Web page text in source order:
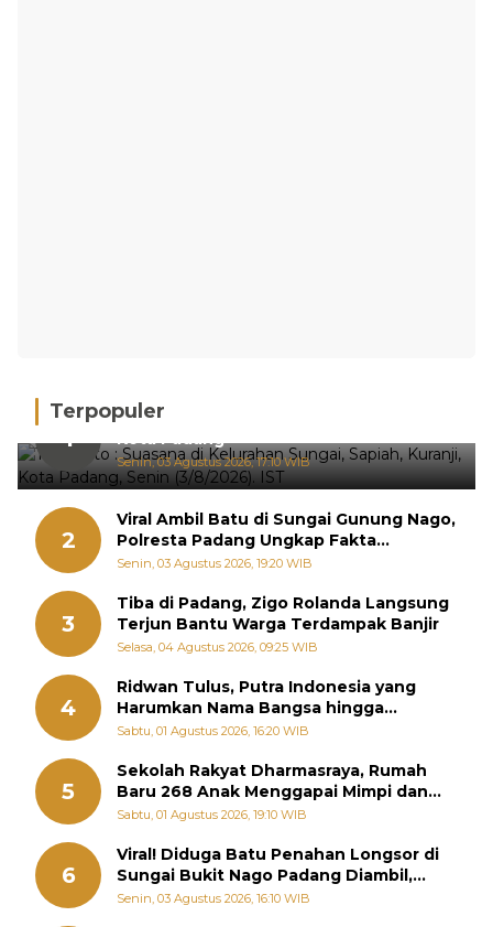
Terpopuler
1
Hujan Deras, 15 Titik Banjir Terdeteksi di
Kota Padang
Senin, 03 Agustus 2026, 17:10 WIB
2
Viral Ambil Batu di Sungai Gunung Nago,
Polresta Padang Ungkap Fakta
Sebenarnya
Senin, 03 Agustus 2026, 19:20 WIB
3
Tiba di Padang, Zigo Rolanda Langsung
Terjun Bantu Warga Terdampak Banjir
Selasa, 04 Agustus 2026, 09:25 WIB
4
Ridwan Tulus, Putra Indonesia yang
Harumkan Nama Bangsa hingga
Diabadikan dalam Buku Jepang
Sabtu, 01 Agustus 2026, 16:20 WIB
5
Sekolah Rakyat Dharmasraya, Rumah
Baru 268 Anak Menggapai Mimpi dan
Memutus Rantai Kemiskinan
Sabtu, 01 Agustus 2026, 19:10 WIB
6
Viral! Diduga Batu Penahan Longsor di
Sungai Bukit Nago Padang Diambil,
Warga Khawatir Bencana Terulang
Senin, 03 Agustus 2026, 16:10 WIB